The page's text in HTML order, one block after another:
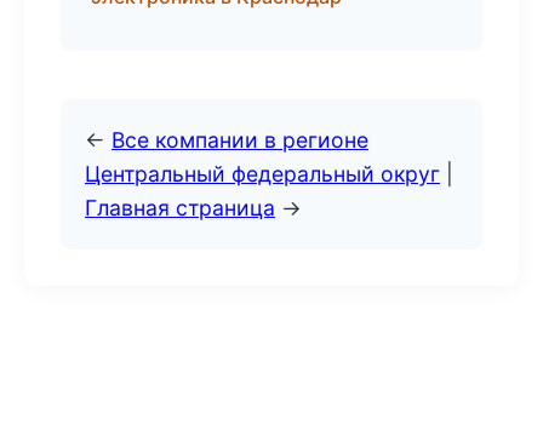
← Все компании в регионе
Центральный федеральный округ
Главная страница →